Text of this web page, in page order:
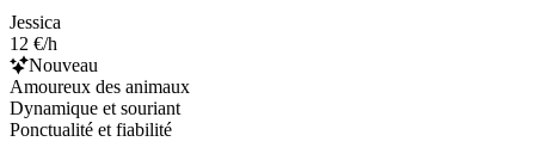
Jessica
12 €/h
Nouveau
Amoureux des animaux
Dynamique et souriant
Ponctualité et fiabilité